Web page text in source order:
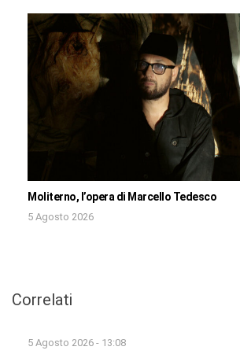
Moliterno, l’opera di Marcello Tedesco
5 Agosto 2026
Correlati
5 Agosto 2026 - 13:08